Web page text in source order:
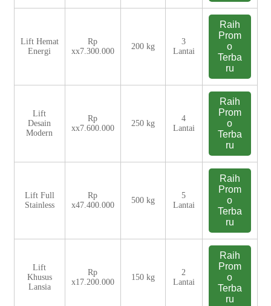
Lift Hemat
Energi
Rp
xx7.300.000
200 kg
3
Lantai
Raih
Prom
o
Terba
ru
Lift
Desain
Modern
Rp
xx7.600.000
250 kg
4
Lantai
Raih
Prom
o
Terba
ru
Lift Full
Stainless
Rp
x47.400.000
500 kg
5
Lantai
Raih
Prom
o
Terba
ru
Lift
Khusus
Lansia
Rp
x17.200.000
150 kg
2
Lantai
Raih
Prom
o
Terba
ru